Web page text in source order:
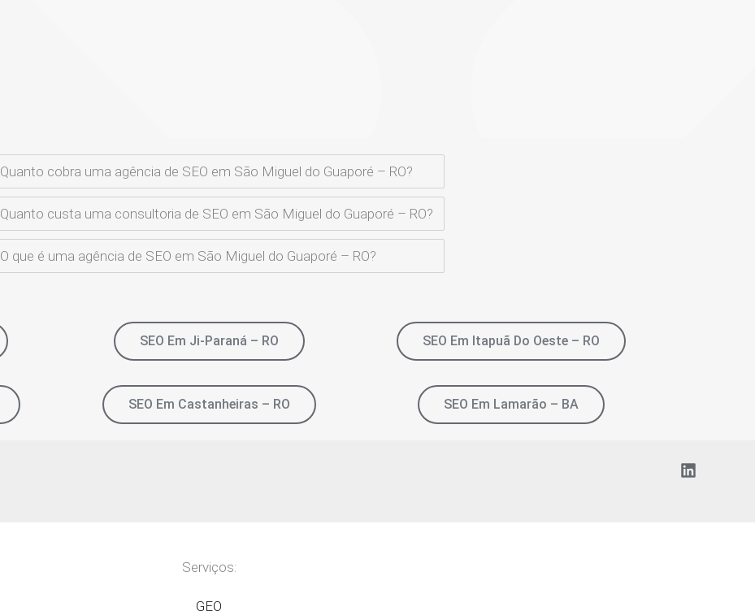
Quanto cobra uma agência de SEO em São Miguel do Guaporé – RO?
Quanto custa uma consultoria de SEO em São Miguel do Guaporé – RO?
O que é uma agência de SEO em São Miguel do Guaporé – RO?
SEO Em Ji-Paraná – RO SEO Em Itapuã Do Oeste – RO
SEO Em Castanheiras – RO SEO Em Lamarão – BA
Serviços:
GEO